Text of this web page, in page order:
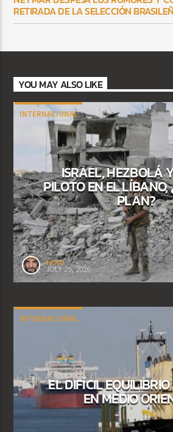
RETIRADA DE LA SELECCIÓN
YOU MAY ALSO LIKE
INTERNACIONAL
ISRAEL, HEZBOLÁ
PILOTO EN EL
PLAN?
rasco
JULY 29, 2026
INTERNACIONAL
EL DIFÍCIL
EN MEDIO